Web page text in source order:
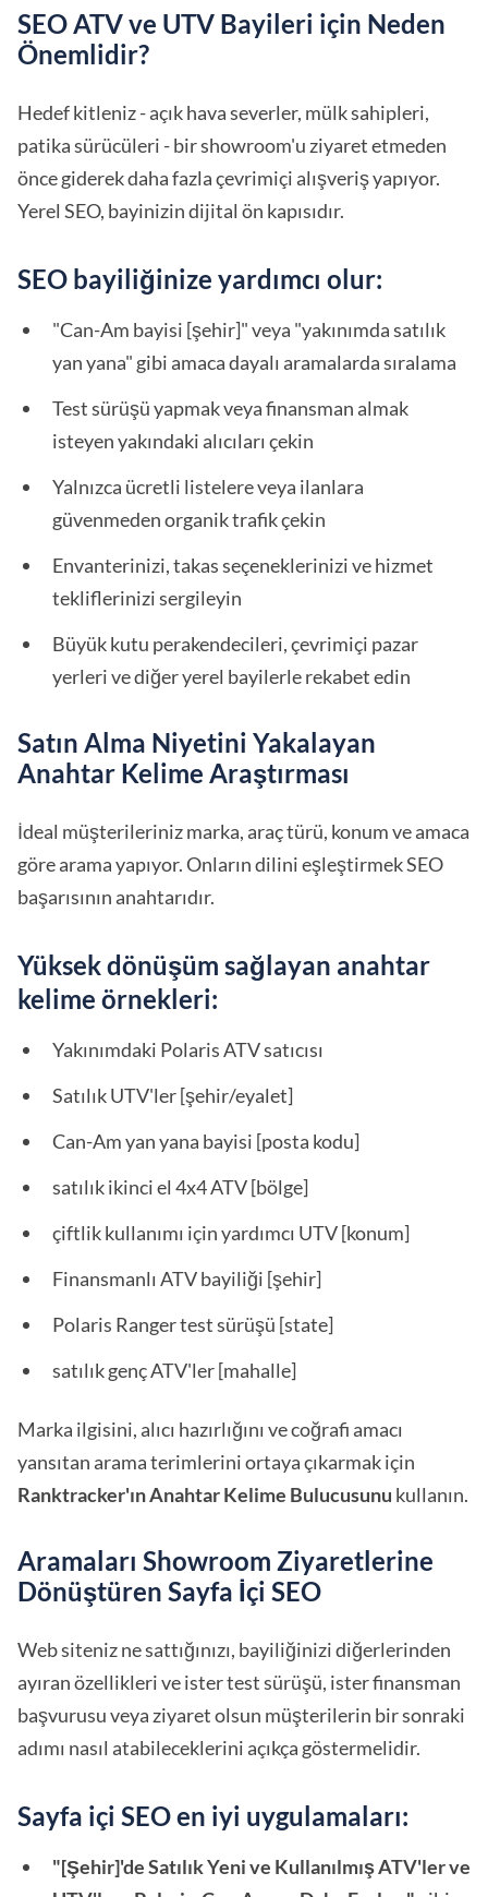
SEO ATV ve UTV Bayileri için Neden
Önemlidir?
Hedef kitleniz - açık hava severler, mülk sahipleri,
patika sürücüleri - bir showroom'u ziyaret etmeden
önce giderek daha fazla çevrimiçi alışveriş yapıyor.
Yerel SEO, bayinizin dijital ön kapısıdır.
SEO bayiliğinize yardımcı olur:
"Can-Am bayisi [şehir]" veya "yakınımda satılık
yan yana" gibi amaca dayalı aramalarda sıralama
Test sürüşü yapmak veya finansman almak
isteyen yakındaki alıcıları çekin
Yalnızca ücretli listelere veya ilanlara
güvenmeden organik trafik çekin
Envanterinizi, takas seçeneklerinizi ve hizmet
tekliflerinizi sergileyin
Büyük kutu perakendecileri, çevrimiçi pazar
yerleri ve diğer yerel bayilerle rekabet edin
Satın Alma Niyetini Yakalayan
Anahtar Kelime Araştırması
İdeal müşterileriniz marka, araç türü, konum ve amaca
göre arama yapıyor. Onların dilini eşleştirmek SEO
başarısının anahtarıdır.
Yüksek dönüşüm sağlayan anahtar
kelime örnekleri:
Yakınımdaki Polaris ATV satıcısı
Satılık UTV'ler [şehir/eyalet]
Can-Am yan yana bayisi [posta kodu]
satılık ikinci el 4x4 ATV [bölge]
çiftlik kullanımı için yardımcı UTV [konum]
Finansmanlı ATV bayiliği [şehir]
Polaris Ranger test sürüşü [state]
satılık genç ATV'ler [mahalle]
Marka ilgisini, alıcı hazırlığını ve coğrafi amacı
yansıtan arama terimlerini ortaya çıkarmak için
Ranktracker'ın Anahtar Kelime Bulucusunu kullanın.
Aramaları Showroom Ziyaretlerine
Dönüştüren Sayfa İçi SEO
Web siteniz ne sattığınızı, bayiliğinizi diğerlerinden
ayıran özellikleri ve ister test sürüşü, ister finansman
başvurusu veya ziyaret olsun müşterilerin bir sonraki
adımı nasıl atabileceklerini açıkça göstermelidir.
Sayfa içi SEO en iyi uygulamaları:
"[Şehir]'de Satılık Yeni ve Kullanılmış ATV'ler ve